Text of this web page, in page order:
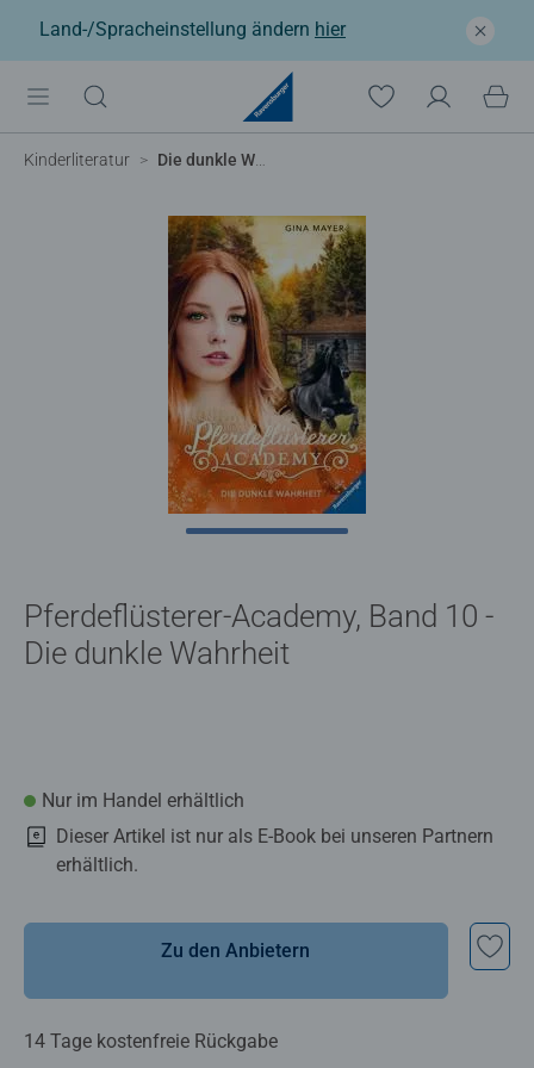
Land-/Spracheinstellung ändern hier
Kinderliteratur Die dunkle Wahrheit
Pferdeflüsterer-Academy, Band 10 -
Die dunkle Wahrheit
Nur im Handel erhältlich
Dieser Artikel ist nur als E-Book bei unseren Partnern
erhältlich.
Zu den Anbietern
14 Tage kostenfreie Rückgabe